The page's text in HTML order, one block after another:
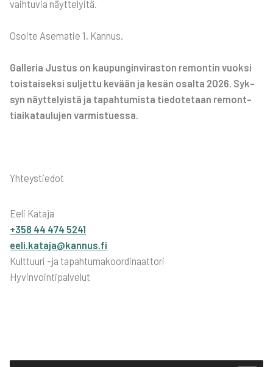
vaih­tu­via näyt­te­lyi­tä.
Osoi­te Ase­ma­tie 1, Kan­nus.
Gal­le­ria Jus­tus on kau­pun­gin­vi­ras­ton remon­tin vuok­si
tois­tai­sek­si sul­jet­tu kevään ja kesän osal­ta 2026. Syk­
syn näyt­te­lyis­tä ja tapah­tu­mis­ta tie­do­te­taan remont­
tiai­ka­tau­lu­jen var­mis­tues­sa.
Yhteystiedot
Eeli Kataja
+358 44 474 5241
eeli.kataja@kannus.fi
Kulttuuri -ja tapahtumakoordinaattori
Hyvinvointipalvelut